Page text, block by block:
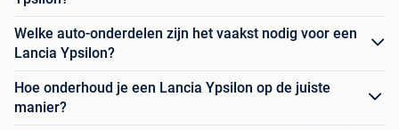
Welke auto-onderdelen zijn het vaakst nodig voor een
Lancia Ypsilon?
Hoe onderhoud je een Lancia Ypsilon op de juiste
manier?